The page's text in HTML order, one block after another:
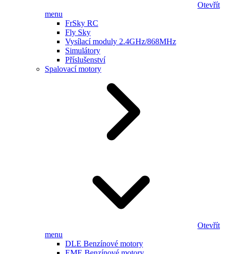
Otevřít
menu
FrSky RC
Fly Sky
Vysílací moduly 2.4GHz/868MHz
Simulátory
Příslušenství
Spalovací motory
Otevřít
menu
DLE Benzínové motory